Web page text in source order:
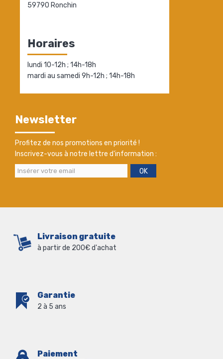
59790 Ronchin
Horaires
lundi 10-12h ; 14h-18h
mardi au samedi 9h-12h ; 14h-18h
Newsletter
Profitez de nos promotions en priorité !
Inscrivez-vous à notre lettre d'information :
OK
Livraison gratuite
à partir de 200€ d'achat
Garantie
2 à 5 ans
Paiement